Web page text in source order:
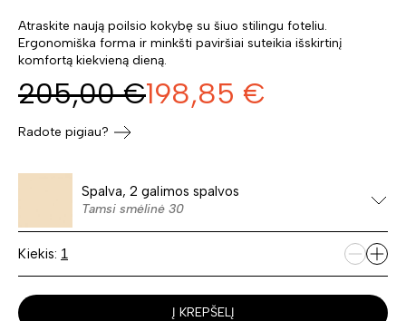
Atraskite naują poilsio kokybę su šiuo stilingu foteliu.
Ergonomiška forma ir minkšti paviršiai suteikia išskirtinį
komfortą kiekvieną dieną.
205,00 €198,85 €
Radote pigiau?
Spalva, 2 galimos spalvos
Tamsi smėlinė 30
Kiekis:
Į KREPŠELĮ